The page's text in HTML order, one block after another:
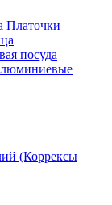
Платочки
посуда
(Коррексы